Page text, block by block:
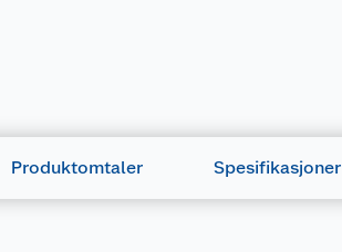
Produktomtaler Spesifikasjoner